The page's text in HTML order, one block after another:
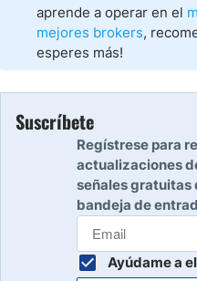
aprende a operar en el
mejores brokers,
esperes más!
Suscríbete
Regístrese para
actualizaciones
señales gratuitas
bandeja de
Ayúdame a